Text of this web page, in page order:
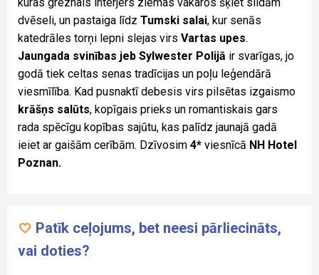
dvēseli, un pastaiga līdz Tumski salai, kur senās
katedrāles torņi lepni slejas virs Vartas upes.
Jaungada svinības jeb Sylwester Polijā ir svarīgas, jo
godā tiek celtas senas tradīcijas un poļu leģendārā
viesmīlība. Kad pusnaktī debesis virs pilsētas izgaismo
krāšņs salūts, kopīgais prieks un romantiskais gars
rada spēcīgu kopības sajūtu, kas palīdz jaunajā gadā
ieiet ar gaišām cerībām. Dzīvosim 4* viesnīcā NH Hotel
Poznan.
Patīk ceļojums, bet neesi pārliecināts,
vai doties?